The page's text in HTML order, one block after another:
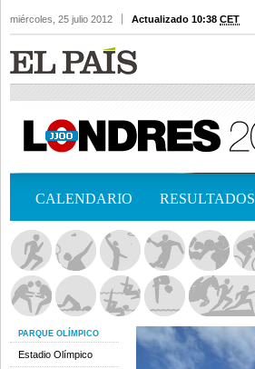
miércoles, 25 julio 2012 Actualizado 10:38 CET
CALENDARIO RESULTADOS
PARQUE OLÍMPICO
Estadio Olímpico